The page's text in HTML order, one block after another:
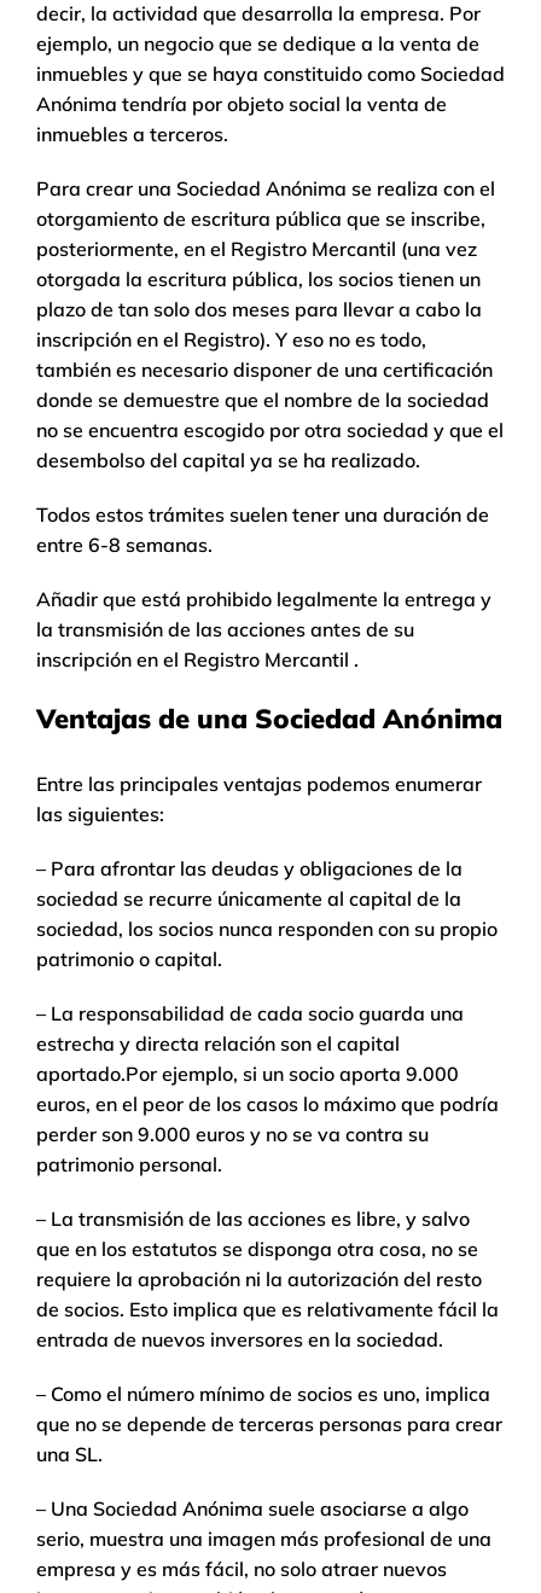
decir, la actividad que desarrolla la empresa. Por
ejemplo, un negocio que se dedique a la venta de
inmuebles y que se haya constituido como Sociedad
Anónima tendría por objeto social la venta de
inmuebles a terceros.
Para crear una Sociedad Anónima se realiza con el
otorgamiento de escritura pública que se inscribe,
posteriormente, en el Registro Mercantil (una vez
otorgada la escritura pública, los socios tienen un
plazo de tan solo dos meses para llevar a cabo la
inscripción en el Registro). Y eso no es todo,
también es necesario disponer de una certificación
donde se demuestre que el nombre de la sociedad
no se encuentra escogido por otra sociedad y que el
desembolso del capital ya se ha realizado.
Todos estos trámites suelen tener una duración de
entre 6-8 semanas.
Añadir que está prohibido legalmente la entrega y
la transmisión de las acciones antes de su
inscripción en el Registro Mercantil .
Ventajas de una Sociedad Anónima
Entre las principales ventajas podemos enumerar
las siguientes:
– Para afrontar las deudas y obligaciones de la
sociedad se recurre únicamente al capital de la
sociedad, los socios nunca responden con su propio
patrimonio o capital.
– La responsabilidad de cada socio guarda una
estrecha y directa relación son el capital
aportado.Por ejemplo, si un socio aporta 9.000
euros, en el peor de los casos lo máximo que podría
perder son 9.000 euros y no se va contra su
patrimonio personal.
– La transmisión de las acciones es libre, y salvo
que en los estatutos se disponga otra cosa, no se
requiere la aprobación ni la autorización del resto
de socios. Esto implica que es relativamente fácil la
entrada de nuevos inversores en la sociedad.
– Como el número mínimo de socios es uno, implica
que no se depende de terceras personas para crear
una SL.
– Una Sociedad Anónima suele asociarse a algo
serio, muestra una imagen más profesional de una
empresa y es más fácil, no solo atraer nuevos